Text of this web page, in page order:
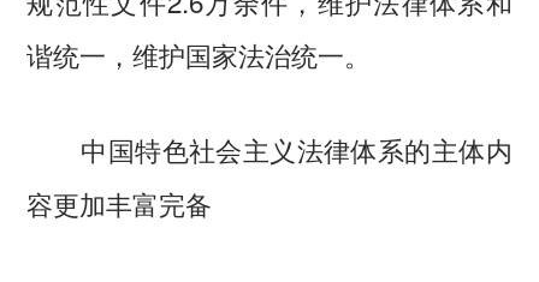
谐统一，维护国家法治统一。
中国特色社会主义法律体系的主体内
容更加丰富完备